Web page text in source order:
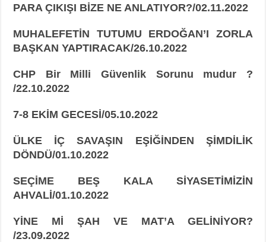
PARA ÇIKIŞI BİZE NE ANLATIYOR?/02.11.2022
MUHALEFETİN TUTUMU ERDOĞAN’I ZORLA
BAŞKAN YAPTIRACAK/26.10.2022
CHP Bir Milli Güvenlik Sorunu mudur ?
/22.10.2022
7-8 EKİM GECESİ/05.10.2022
ÜLKE İÇ SAVAŞIN EŞİĞİNDEN ŞİMDİLİK
DÖNDÜ/01.10.2022
SEÇİME BEŞ KALA SİYASETİMİZİN
AHVALİ/01.10.2022
YİNE Mİ ŞAH VE MAT’A GELİNİYOR?
/23.09.2022